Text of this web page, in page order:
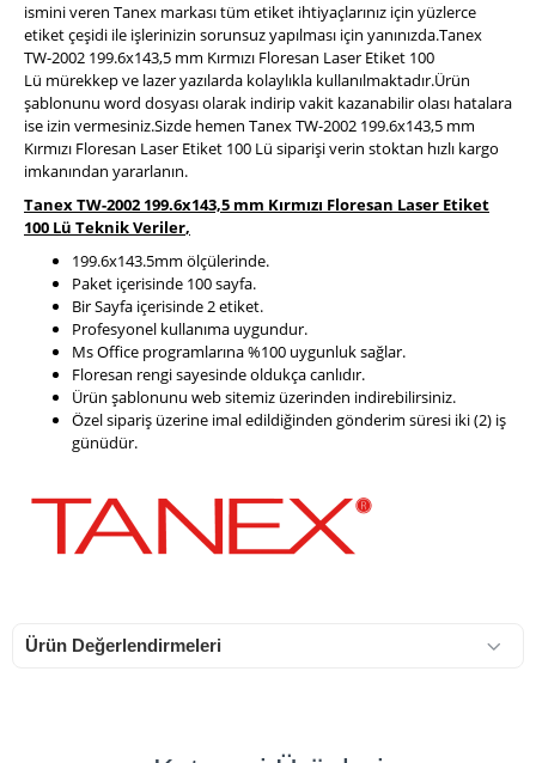
ismini veren Tanex markası tüm etiket ihtiyaçlarınız için yüzlerce
etiket çeşidi ile işlerinizin sorunsuz yapılması için yanınızda.Tanex
TW-2002 199.6x143,5 mm Kırmızı Floresan Laser Etiket 100
Lü mürekkep ve lazer yazılarda kolaylıkla kullanılmaktadır.Ürün
şablonunu word dosyası olarak indirip vakit kazanabilir olası hatalara
ise izin vermesiniz.Sizde hemen Tanex TW-2002 199.6x143,5 mm
Kırmızı Floresan Laser Etiket 100 Lü siparişi verin stoktan hızlı kargo
imkanından yararlanın.
Tanex TW-2002 199.6x143,5 mm Kırmızı Floresan Laser Etiket
100 Lü Teknik Veriler,
199.6x143.5mm ölçülerinde.
Paket içerisinde 100 sayfa.
Bir Sayfa içerisinde 2 etiket.
Profesyonel kullanıma uygundur.
Ms Office programlarına %100 uygunluk sağlar.
Floresan rengi sayesinde oldukça canlıdır.
Ürün şablonunu web sitemiz üzerinden indirebilirsiniz.
Özel sipariş üzerine imal edildiğinden gönderim süresi iki (2) iş
günüdür.
Ürün Değerlendirmeleri